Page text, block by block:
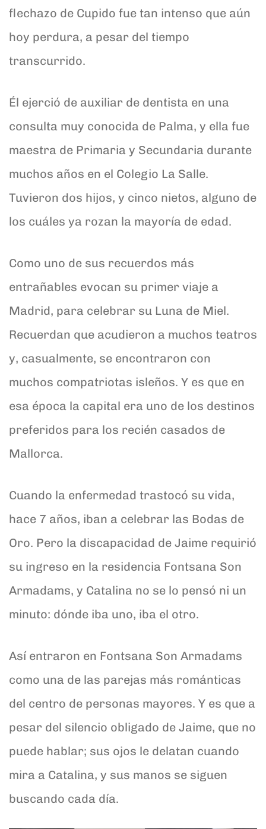
flechazo de Cupido fue tan intenso que aún
hoy perdura, a pesar del tiempo
transcurrido.
Él ejerció de auxiliar de dentista en una
consulta muy conocida de Palma, y ella fue
maestra de Primaria y Secundaria durante
muchos años en el Colegio La Salle.
Tuvieron dos hijos, y cinco nietos, alguno de
los cuáles ya rozan la mayoría de edad.
Como uno de sus recuerdos más
entrañables evocan su primer viaje a
Madrid, para celebrar su Luna de Miel.
Recuerdan que acudieron a muchos teatros
y, casualmente, se encontraron con
muchos compatriotas isleños. Y es que en
esa época la capital era uno de los destinos
preferidos para los recién casados de
Mallorca.
Cuando la enfermedad trastocó su vida,
hace 7 años, iban a celebrar las Bodas de
Oro. Pero la discapacidad de Jaime requirió
su ingreso en la residencia Fontsana Son
Armadams, y Catalina no se lo pensó ni un
minuto: dónde iba uno, iba el otro.
Así entraron en Fontsana Son Armadams
como una de las parejas más románticas
del centro de personas mayores. Y es que a
pesar del silencio obligado de Jaime, que no
puede hablar; sus ojos le delatan cuando
mira a Catalina, y sus manos se siguen
buscando cada día.